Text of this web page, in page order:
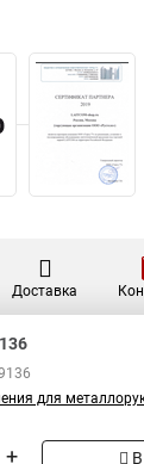
Доставка
для
+